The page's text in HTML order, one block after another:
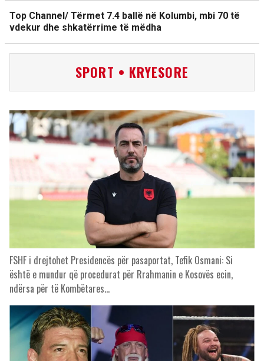
Top Channel/ Tërmet 7.4 ballë në Kolumbi, mbi 70 të
vdekur dhe shkatërrime të mëdha
SPORT • KRYESORE
FSHF i drejtohet Presidencës për pasaportat, Tefik Osmani: Si
është e mundur që procedurat për Rrahmanin e Kosovës ecin,
ndërsa për të Kombëtares…